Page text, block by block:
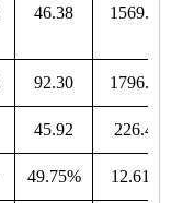
46.38 1569.77
92.30 1796.23
45.92 226.46
49.75% 12.61%